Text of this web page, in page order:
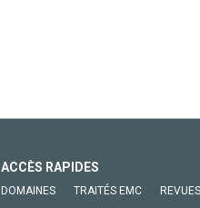
ACCÈS RAPIDES
DOMAINES TRAITÉS EMC REVUES